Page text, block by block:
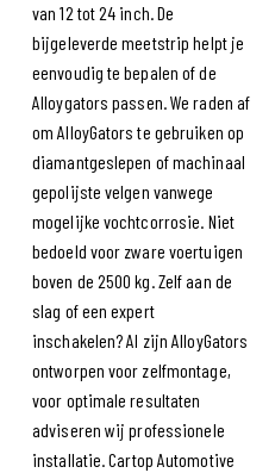
van 12 tot 24 inch. De
bijgeleverde meetstrip helpt je
eenvoudig te bepalen of de
Alloygators passen. We raden af
om AlloyGators te gebruiken op
diamantgeslepen of machinaal
gepolijste velgen vanwege
mogelijke vochtcorrosie. Niet
bedoeld voor zware voertuigen
boven de 2500 kg.Zelf aan de
slag of een expert
inschakelen?Al zijn AlloyGators
ontworpen voor zelfmontage,
voor optimale resultaten
adviseren wij professionele
installatie. Cartop Automotive